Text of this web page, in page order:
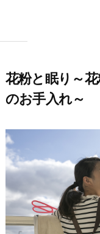
花粉と眠り～
のお手入れ～